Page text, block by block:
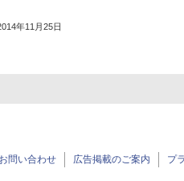
年11月25日
お問い合わせ 広告掲載のご案内 プ